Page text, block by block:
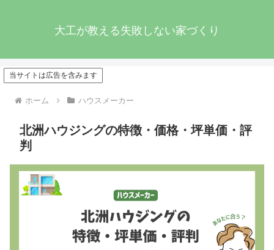
大工が教える失敗しない家づくり
当サイトは広告を含みます
ホーム ハウスメーカー
北洲ハウジングの特徴・価格・坪単価・評
判